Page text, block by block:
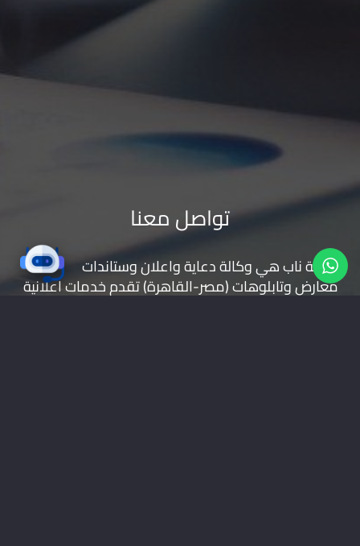
تواصل معنا
شركة ناب هي وكالة دعاية واعلان وستاندات
معارضوتابلوهات(مصر-القاهرة) تقدم خدمات اعلانية